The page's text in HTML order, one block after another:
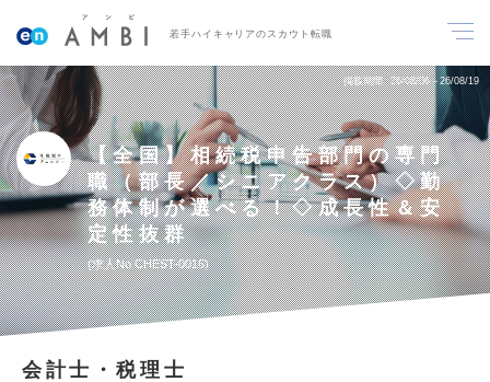
若手ハイキャリアのスカウト転職
掲載期間 26/08/06～26/08/19
【全国】相続税申告部門の専門
職（部長／シニアクラス）◇勤
務体制が選べる！◇成長性＆安
定性抜群
求人No.CHEST-0016
会計士・税理士